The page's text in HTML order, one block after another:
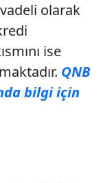
olarak
ise
QNB
bilgi için